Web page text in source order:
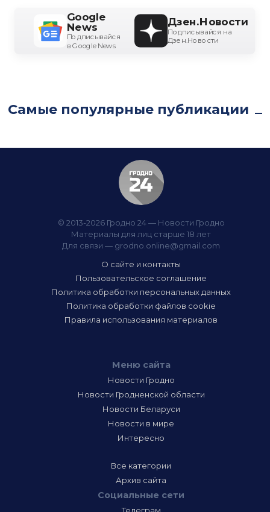
Google
News
Подписывайся
в Google News
Дзен.Новости
Подписывайся на
Дзен.Новости
Самые популярные публикации
© 2013-2026 Гродно 24 — Новости Гродно
Материалы для лиц старше 18 лет
Для связи — grodno.online@gmail.com
О сайте и контакты
Пользовательское соглашение
Политика обработки персональных данных
Политика обработки файлов cookie
Правила использования материалов
Меню сайта
Новости Гродно
Новости Гродненской области
Новости Беларуси
Новости в мире
Интересно
Все категории
Архив сайта
Социальные сети